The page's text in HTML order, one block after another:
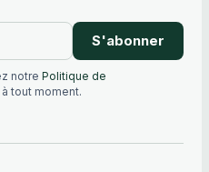
S'abonner
notre Politique de
tout moment.